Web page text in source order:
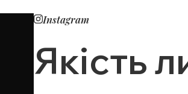
Instagram
Якість